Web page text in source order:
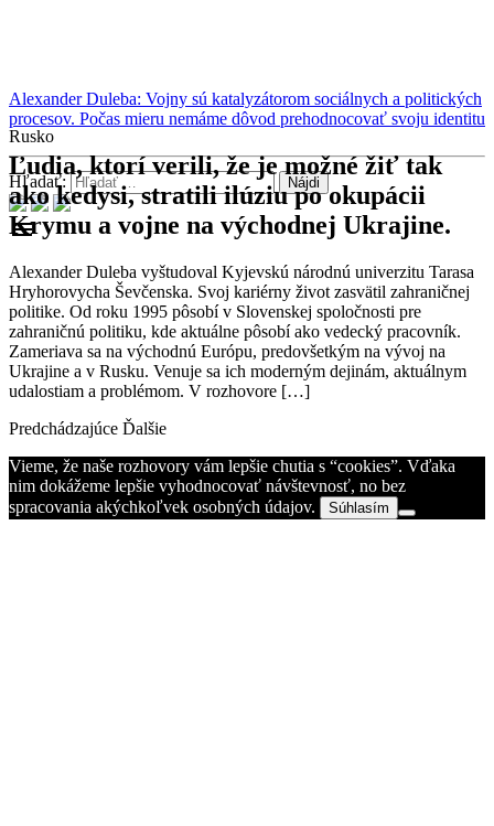
Hľadať:
menu
Rusko
Alexander Duleba: Vojny sú katalyzátorom sociálnych a politických
procesov. Počas mieru nemáme dôvod prehodnocovať svoju identitu
Ľudia, ktorí verili, že je možné žiť tak
ako kedysi, stratili ilúziu po okupácii
Krymu a vojne na východnej Ukrajine.
Alexander Duleba vyštudoval Kyjevskú národnú univerzitu Tarasa
Hryhorovycha Ševčenska. Svoj kariérny život zasvätil zahraničnej
politike. Od roku 1995 pôsobí v Slovenskej spoločnosti pre
zahraničnú politiku, kde aktuálne pôsobí ako vedecký pracovník.
Zameriava sa na východnú Európu, predovšetkým na vývoj na
Ukrajine a v Rusku. Venuje sa ich moderným dejinám, aktuálnym
udalostiam a problémom. V rozhovore […]
Predchádzajúce Ďalšie
Vieme, že naše rozhovory vám lepšie chutia s “cookies”. Vďaka
nim dokážeme lepšie vyhodnocovať návštevnosť, no bez
spracovania akýchkoľvek osobných údajov.
Súhlasím